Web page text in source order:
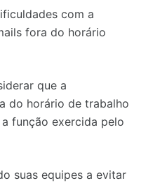
com a
fora do horário
que a
do horário de trabalho
função exercida pelo
suas equipes a evitar